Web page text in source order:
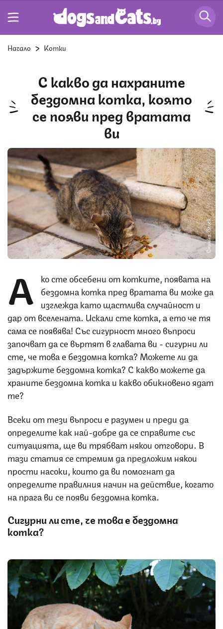
Начало Котки
С какво да нахраните
бездомна котка, която
се появи пред вратата
ви
Снимка: iStock
А
ко сте обсебени от котките, появата на
бездомна котка пред вратата ви може да
изглежда като щастлива случайност и
дар от вселената. Искали сте котка, а ето че тя
сама се появява! Със сигурност много въпроси
започват да се въртят в главата ви - сигурни ли
сте, че това е бездомна котка? Можете ли да
задържите бездомна котка? С какво можете да
храните бездомна котка и какво обикновено ядат
те?
Всеки от тези въпроси е разумен и преди да
определите как най-добре да се справите със
ситуацията, ще ви трябват някои отговори. В
тази статия се стремим да предложим някои
прости насоки, които да ви помогнат да
определите правилния начин на действие, когато
на прага ви се появи бездомна котка.
Сигурни ли сте, че това е бездомна
котка?